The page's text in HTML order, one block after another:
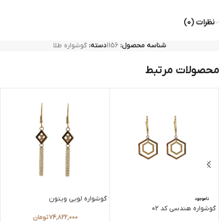
نظرات (0)
شناسه محصول:1156دسته: گوشواره طلا
محصولات مرتبط
ناموجود
گوشواره هندسی کد 02
گوشواره لویی ویتون
74,822,000تومان